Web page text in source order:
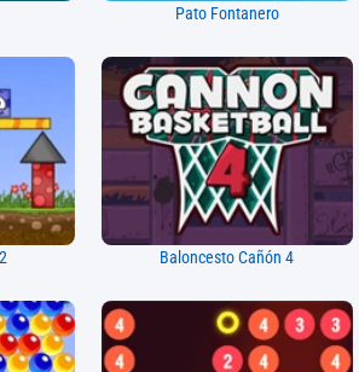
Pato Fontanero
Baloncesto Cañón 4